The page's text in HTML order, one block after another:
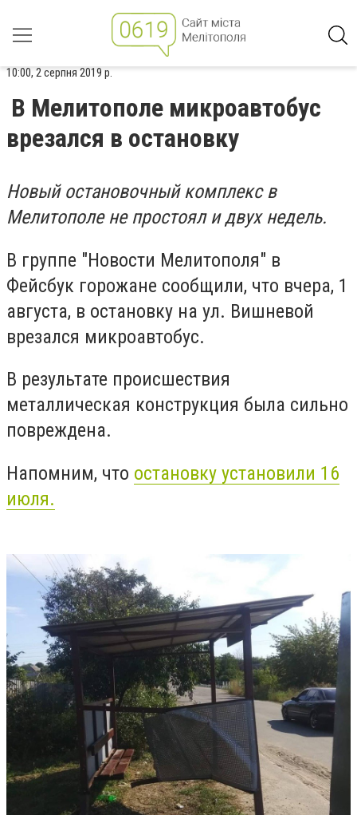
10:00, 2 серпня 2019 р.
В Мелитополе микроавтобус
врезался в остановку
Новый остановочный комплекс в
Мелитополе не простоял и двух недель.
В группе "Новости Мелитополя" в
Фейсбук горожане сообщили, что вчера, 1
августа, в остановку на ул. Вишневой
врезался микроавтобус.
В результате происшествия
металлическая конструкция была сильно
повреждена.
Напомним, что остановку установили 16
июля.